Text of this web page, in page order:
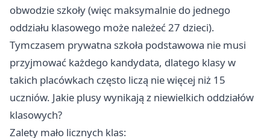
obwodzie szkoły (więc maksymalnie do jednego
oddziału klasowego może należeć 27 dzieci).
Tymczasem prywatna szkoła podstawowa nie musi
przyjmować każdego kandydata, dlatego klasy w
takich placówkach często liczą nie więcej niż 15
uczniów. Jakie plusy wynikają z niewielkich oddziałów
klasowych?
Zalety mało licznych klas: